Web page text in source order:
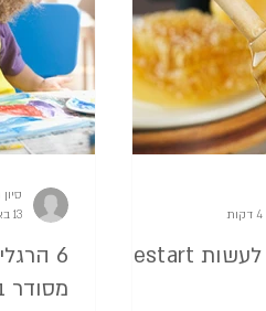
4 טיפים שיעזרו לכם לעשות Restart
6
מסודר
סיון
13 באוג׳ 2021